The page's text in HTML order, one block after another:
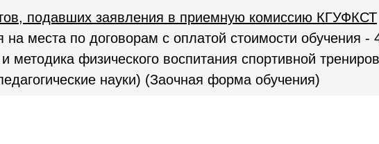
подавших заявления в приемную комиссию КГУФКСТ
места по договорам с оплатой стоимости обучения -
методика физического воспитания спортивной
науки) (Заочная форма обучения)